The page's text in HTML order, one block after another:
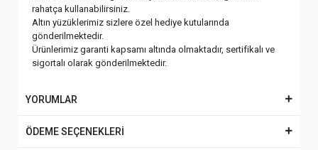
rahatça kullanabilirsiniz.
Altın yüzüklerimiz sizlere özel hediye kutularında
gönderilmektedir.
Ürünlerimiz garanti kapsamı altında olmaktadır, sertifikalı ve
sigortalı olarak gönderilmektedir.
YORUMLAR
ÖDEME SEÇENEKLERİ